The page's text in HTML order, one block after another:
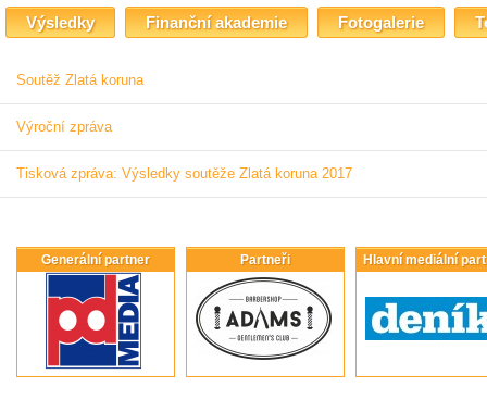
Výsledky Finanční akademie Fotogalerie
Soutěž Zlatá koruna
Výroční zpráva
Tisková zpráva: Výsledky soutěže Zlatá koruna 2017
Generální partner Partneři Hlavní mediální